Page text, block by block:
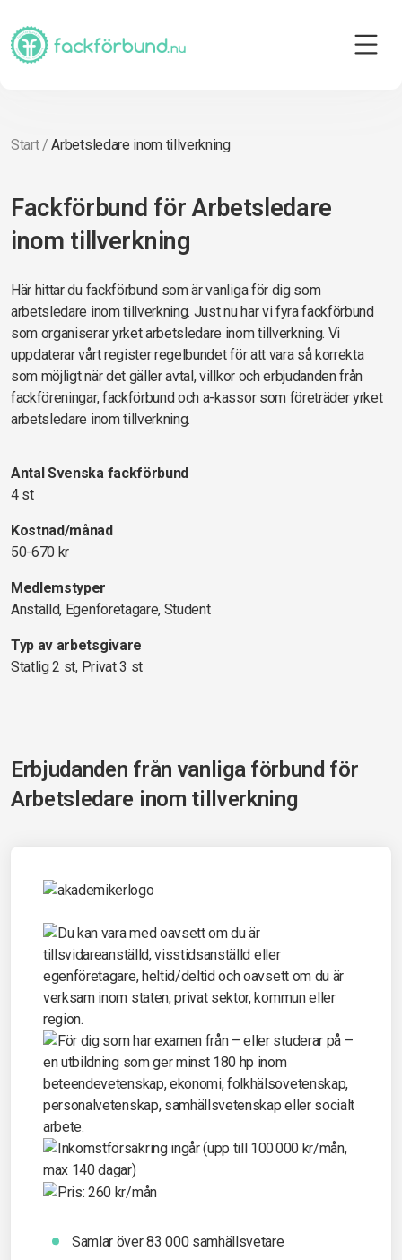
Start/Arbetsledare inom tillverkning
Fackförbund för Arbetsledare
inom tillverkning
Här hittar du fackförbund som är vanliga för dig som
arbetsledare inom tillverkning. Just nu har vi fyra fackförbund
som organiserar yrket arbetsledare inom tillverkning. Vi
uppdaterar vårt register regelbundet för att vara så korrekta
som möjligt när det gäller avtal, villkor och erbjudanden från
fackföreningar, fackförbund och a-kassor som företräder yrket
arbetsledare inom tillverkning.
Antal Svenska fackförbund
4 st
Kostnad/månad
50-670 kr
Medlemstyper
Anställd, Egenföretagare, Student
Typ av arbetsgivare
Statlig 2 st, Privat 3 st
Erbjudanden från vanliga förbund för
Arbetsledare inom tillverkning
Samlar över 83 000 samhällsvetare